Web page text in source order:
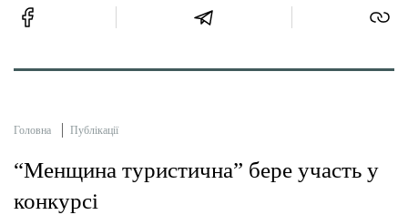
Головна Публікації
“Менщина туристична” бере участь у
конкурсі